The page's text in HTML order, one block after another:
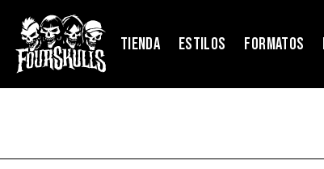
TIENDA ESTILOS FORMATOS